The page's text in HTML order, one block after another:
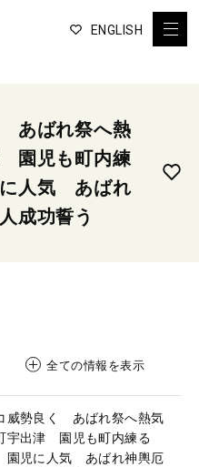
ENGLISH
あばれ祭へ熱
園児も町内練
人気 あばれ
成功誓う
全ての情報を表示
威勢良く あばれ祭へ熱気
宇出津 園児も町内練る
児に人気 あばれ神輿厄